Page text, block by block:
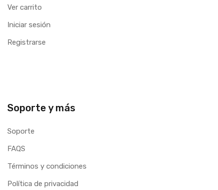
Ver carrito
Iniciar sesión
Registrarse
Soporte y más
Soporte
FAQS
Términos y condiciones
Política de privacidad